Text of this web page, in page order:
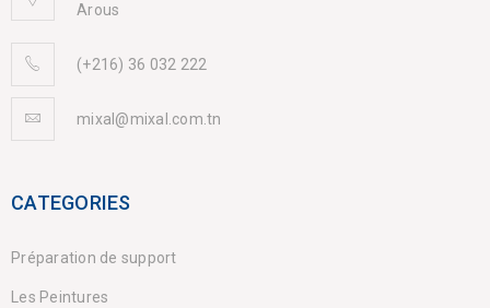
Arous
(+216) 36 032 222
mixal@mixal.com.tn
CATEGORIES
Préparation de support
Les Peintures